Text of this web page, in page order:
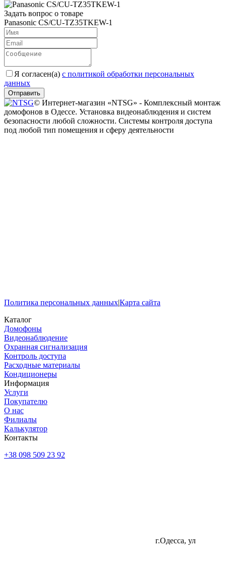
Задать вопрос о товаре
Panasonic CS/CU-TZ35TKEW-1
Я согласен(a) с политикой обработки персональных
данных
Отправить
© Интернет-магазин «NTSG» - Комплексный монтаж
домофонов в Одессе. Установка видеонаблюдения и систем
безопасности любой сложности. Системы контроля доступа
под любой тип помещения и сферу деятельности
Политика персональных данных|Карта сайта
Каталог
Домофоны
Видеонаблюдение
Охранная сигнализация
Контроль доступа
Расходные материалы
Кондиционеры
Информация
Услуги
Покупателю
О нас
Филиалы
Калькулятор
Контакты
+38 098 509 23 92
г.Одесса, ул